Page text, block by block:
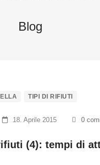
Blog
TIPI DI RIFIUTI
18. Aprile 2015 0
(4): tempi di